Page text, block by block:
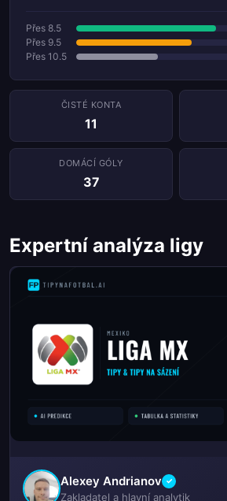
Přes 8.5
Přes 9.5
Přes 10.5
ČISTÉ KONTA
11
DOMÁCÍ GÓLY
37
Expertní analýza ligy
Alexey Andrianov ✓
Zakladatel a hlavní analytik